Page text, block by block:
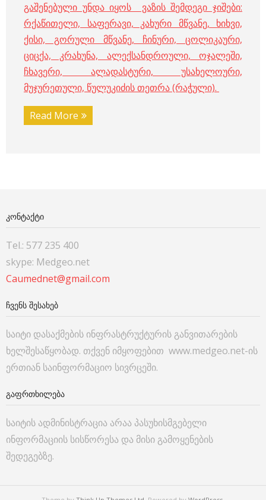
გაშენებული უნდა იყოს ვაზის შემდეგი ჯიშები:
რქაწითელი, საფერავი, კახური მწვანე, ხიხვი,
ქისი, გორული მწვანე, ჩინური, ცოლიკაური,
ციცქა, კრახუნა, ალექსანდროული, ოჯალეში,
ჩხავერი, ალადასტური, უსახელოური,
მუჯურეთული, წულუკიძის თეთრა (რაჭული).
Read More
ᲙᲝᲜᲢᲐᲥᲢᲘ
Tel.: 577 235 400
skype: Medgeo.net
Caumednet@gmail.com
ᲩᲕᲔᲜᲡ ᲨᲔᲡᲐᲮᲔᲑ
საიტი დასაქმების ინფრასტრუქტურის განვითარების
ხელშესაწყობად. თქვენ იმყოფებით www.medgeo.net-ის
ერთიან საინფორმაციო სივრცეში.
ᲒᲐᲤᲠᲗᲮᲘᲚᲔᲑᲐ
საიტის ადმინისტრაცია არაა პასუხისმგებელი
ინფორმაციის სისწორესა და მისი გამოყენების
შედეგებზე.